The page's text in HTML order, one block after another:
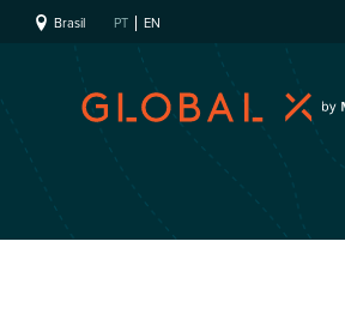
Brasil PT EN